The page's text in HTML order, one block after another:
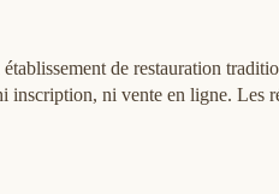
de restauration
inscription, ni vente en ligne.